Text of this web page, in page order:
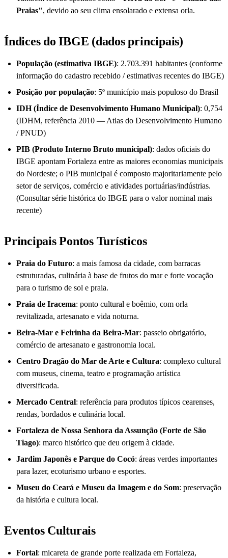
Praias", devido ao seu clima ensolarado e extensa orla.
Índices do IBGE (dados principais)
População (estimativa IBGE): 2.703.391 habitantes (conforme
informação do cadastro recebido / estimativas recentes do IBGE)
Posição por população: 5º município mais populoso do Brasil
IDH (Índice de Desenvolvimento Humano Municipal): 0,754
(IDHM, referência 2010 — Atlas do Desenvolvimento Humano
/ PNUD)
PIB (Produto Interno Bruto municipal): dados oficiais do
IBGE apontam Fortaleza entre as maiores economias municipais
do Nordeste; o PIB municipal é composto majoritariamente pelo
setor de serviços, comércio e atividades portuárias/indústrias.
(Consultar série histórica do IBGE para o valor nominal mais
recente)
Principais Pontos Turísticos
Praia do Futuro: a mais famosa da cidade, com barracas
estruturadas, culinária à base de frutos do mar e forte vocação
para o turismo de sol e praia.
Praia de Iracema: ponto cultural e boêmio, com orla
revitalizada, artesanato e vida noturna.
Beira-Mar e Feirinha da Beira-Mar: passeio obrigatório,
comércio de artesanato e gastronomia local.
Centro Dragão do Mar de Arte e Cultura: complexo cultural
com museus, cinema, teatro e programação artística
diversificada.
Mercado Central: referência para produtos típicos cearenses,
rendas, bordados e culinária local.
Fortaleza de Nossa Senhora da Assunção (Forte de São
Tiago): marco histórico que deu origem à cidade.
Jardim Japonês e Parque do Cocó: áreas verdes importantes
para lazer, ecoturismo urbano e esportes.
Museu do Ceará e Museu da Imagem e do Som: preservação
da história e cultura local.
Eventos Culturais
Fortal: micareta de grande porte realizada em Fortaleza,